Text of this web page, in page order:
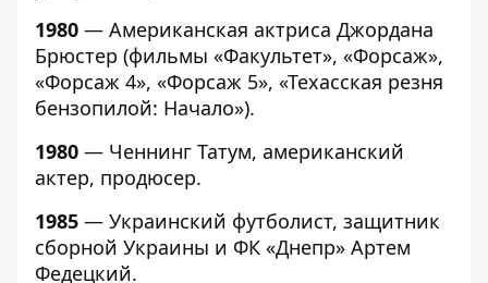
1980 — Американская актриса Джордана
Брюстер (фильмы «Факультет», «Форсаж»,
«Форсаж 4», «Форсаж 5», «Техасская резня
бензопилой: Начало»).
1980 — Ченнинг Татум, американский
актер, продюсер.
1985 — Украинский футболист, защитник
сборной Украины и ФК «Днепр» Артем
Федецкий.